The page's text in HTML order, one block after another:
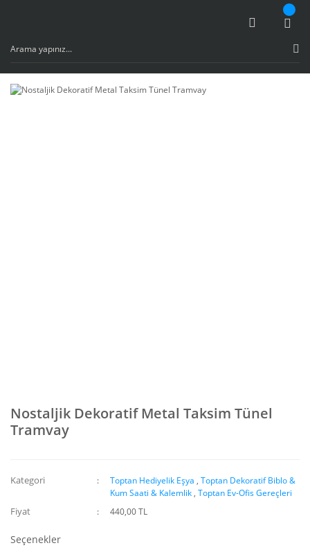
Nostaljik Dekoratif Metal Taksim Tünel
Tramvay
Kategori Toptan Hediyelik Eşya ,Toptan Dekoratif Biblo &
Kum Saati & Kalemlik ,Toptan Ev-Ofis Gereçleri
Fiyat 440,00 TL
Seçenekler